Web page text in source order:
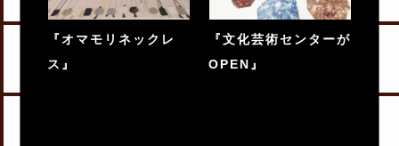
『オマモリネックレ
ス』
『文化芸術センターが
OPEN』